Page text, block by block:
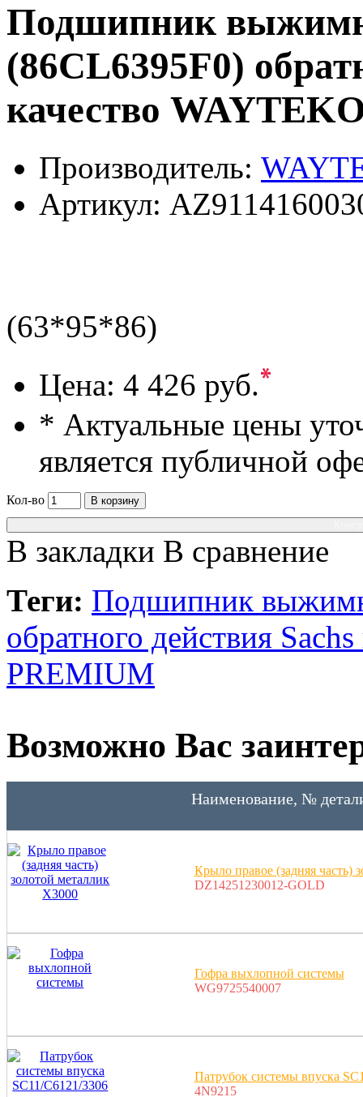
Подшипник
(86CL6395F0)
качество
Производитель:
Артикул:
(63*95*86)
Цена: 4 426 руб.*
* Актуальные цены
является публичной
Кол-во
В корзину
В закладки В сравнение
Теги: Подшипник
обратного действия
PREMIUM
Возможно Вас
Наименование, №
Крыло правое (задняя часть)
DZ14251230012-GOLD
Гофра выхлопной системы
WG9725540007
Патрубок системы впуска
4N9215